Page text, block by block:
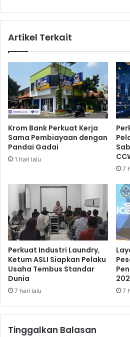
a
I
s
t
r
i
W
e
d
d
i
g
l
a
m
P
a
m
e
r
n
e
a
r
a
d
L
a
i
i
,
S
e
m
b
i
a
w
Artikel Terkait
Krom Bank Perkuat Kerja
Sama Pembiayaan dengan
Pandai Gadai
1 hari lalu
7
Perkuat Industri Laundry,
Ketum ASLI Siapkan Pelaku
Usaha Tembus Standar
Dunia
7 hari lalu 7
Tinggalkan Balasan